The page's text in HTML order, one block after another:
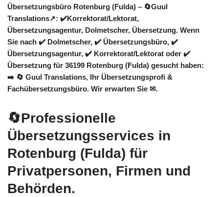
Übersetzungsbüro Rotenburg (Fulda) – 🔄Guul
Translations↗️: ✔️Korrektorat/Lektorat,
Übersetzungsagentur, Dolmetscher, Übersetzung. Wenn
Sie nach ✔️ Dolmetscher, ✔️ Übersetzungsbüro, ✔️
Übersetzungsagentur, ✔️ Korrektorat/Lektorat oder ✔️
Übersetzung für 36199 Rotenburg (Fulda) gesucht haben:
➡️ 🔄 Guul Translations, Ihr Übersetzungsprofi &
Fachübersetzungsbüro. Wir erwarten Sie ✉.
🔄Professionelle
Übersetzungsservices in
Rotenburg (Fulda) für
Privatpersonen, Firmen und
Behörden.